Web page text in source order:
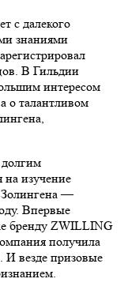
с далекого
знаниями
В Гильдии
интересом
о талантливом
изучение
Золингена —
Впервые
бренду ZWILLING
получила
везде призовые